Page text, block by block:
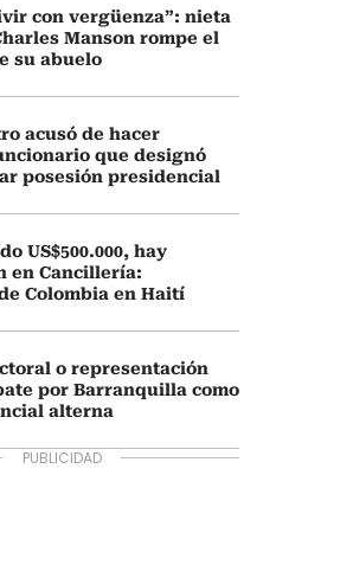
con vergüenza”: nieta
Manson rompe el
su abuelo
acusó de hacer
que designó
posesión presidencial
US$500.000, hay
en Cancillería:
Colombia en Haití
o representación
por Barranquilla como
alterna